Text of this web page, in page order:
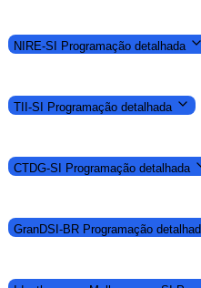
NIRE-SI Programação detalhada
TII-SI Programação detalhada
CTDG-SI Programação detalhada
GranDSI-BR Programação